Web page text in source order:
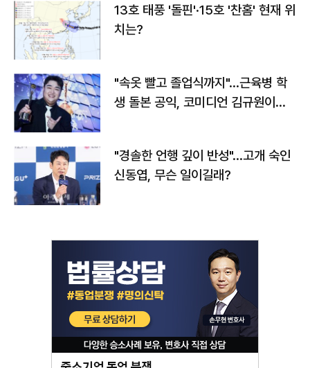
13호 태풍 '돌핀'·15호 '찬홈' 현재 위
치는?
"속옷 빨고 졸업식까지"…근육병 학
생 돌본 공익, 코미디언 김규원이었
"경솔한 언행 깊이 반성"…고개 숙인
신동엽, 무슨 일이길래?